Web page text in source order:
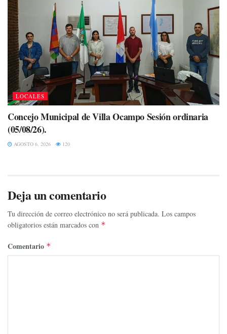
LOCALES
Concejo Municipal de Villa Ocampo Sesión ordinaria
(05/08/26).
AGOSTO 6, 2026 120
Deja un comentario
Tu dirección de correo electrónico no será publicada. Los campos
obligatorios están marcados con *
Comentario *